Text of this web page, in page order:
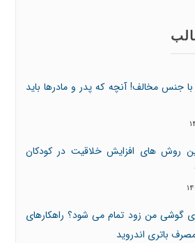
جنس مخالف! آنچه که پدر و مادرها باید
روش های افزایش خلاقیت در کودکان
گوشی من زود تمام می شود؟ راهکارهای
باتری اندروید